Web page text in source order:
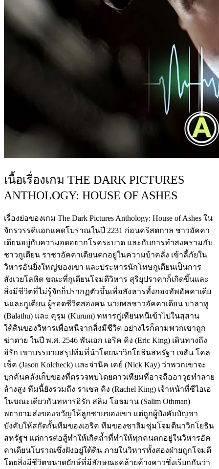
เนื้อเรื่องเกม THE DARK PICTURES
ANTHOLOGY: HOUSE OF ASHES
เรื่องย่อของเกม The Dark Pictures Anthology: House of Ashes ใน
จักรวรรดิแอกแคดโบราณในปี 2231 ก่อนคริสตกาล ชาวอัคคา
เดียนอยู่กับความอดอยากโรคระบาด และกับการทำสงครามกับ
ชาวกูเตียน ราชาอัคคาเดียนตกอยู่ในความบ้าคลั่ง เข้าลี้ภัยใน
วิหารอันยิ่งใหญ่ของเขา และประหารนักโทษกูเตียนเป็นการ
สังเวยโลหิต ขณะที่กูเตียนโจมตีวิหาร สุริยุปราคาก็เกิดขึ้นและ
สิ่งมีชีวิตที่ไม่รู้จักก็ปรากฏตัวขึ้นเพื่อสังหารทั้งกองทัพอัคคาเดีย
นและกูเตียน ผู้รอดชีวิตสองคน นายพลชาวอัคคาเดียน บาลาทู
(Balathu) และ คุรุม (Kurum) ทหารกู่เทียนหนีเข้าไปในสุสาน
ใต้ดินของวิหารเพื่อหนีจากสิ่งมีชีวิต อย่างไรก็ตามพวกเขาถูก
ฆ่าตาย ในปี พ.ศ. 2546 พันเอก เอริค คิง (Eric King) เดินทางถึง
อิรัก เขาบรรยายสรุปทีมที่นำโดยนาวิกโยธินสหรัฐฯ เจสัน โคล
เช็ค (Jason Kolcheck) และจ่านิค เคย์ (Nick Kay) ว่าพวกเขาจะ
บุกค้นคลังเก็บของที่ตรวจพบโดยดาวเทียมที่อาจถืออาวุธทำลาย
ล้างสูง ทีมนี้ยังรวมถึง ราเชล คิง (Rachel King) เจ้าหน้าที่ซีไอเอ
ในขณะเดียวกันทหารอิรัก สลิม โอธมาน (Salim Othman)
พยายามส่งของขวัญให้ลูกชายของเขา แต่ถูกผู้บังคับบัญชา
บังคับให้สกัดกั้นทีมของเอริค ทีมของซาลิมซุ่มโจมตีนาวิกโยธิน
สหรัฐฯ แต่การต่อสู้ทำให้เกิดถ้ำที่ทำให้ทุกคนตกอยู่ในวิหารอัค
คาเดียนโบราณซึ่งฝังอยู่ใต้ดิน ภายในวิหารทั้งสองฝ่ายถูกโจมตี
โดยสิ่งมีชีวิตขนาดยักษ์ที่มีลักษณะคล้ายค้างคาวซึ่งเรียกกันว่า